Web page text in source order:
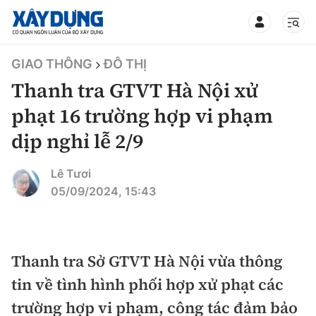
TIN BỘ XÂY DỰNG
CHUYÊN MỤC
Mới nhất
Chính trị
Xã hội
Xây dựng
Chỉ đạo điều hành
Giao thông
GIAO THÔNG ĐÔ THỊ
Thanh tra GTVT Hà Nội xử
phạt 16 trường hợp vi phạm
dịp nghỉ lễ 2/9
Lê Tươi
05/09/2024, 15:43
Thanh tra Sở GTVT Hà Nội vừa thông
tin về tình hình phối hợp xử phạt các
trường hợp vi phạm, công tác đảm bảo